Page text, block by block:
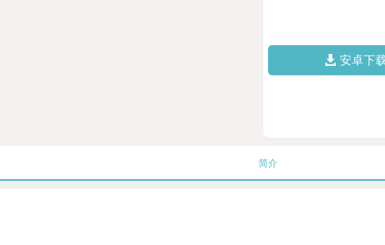
安卓下
简介